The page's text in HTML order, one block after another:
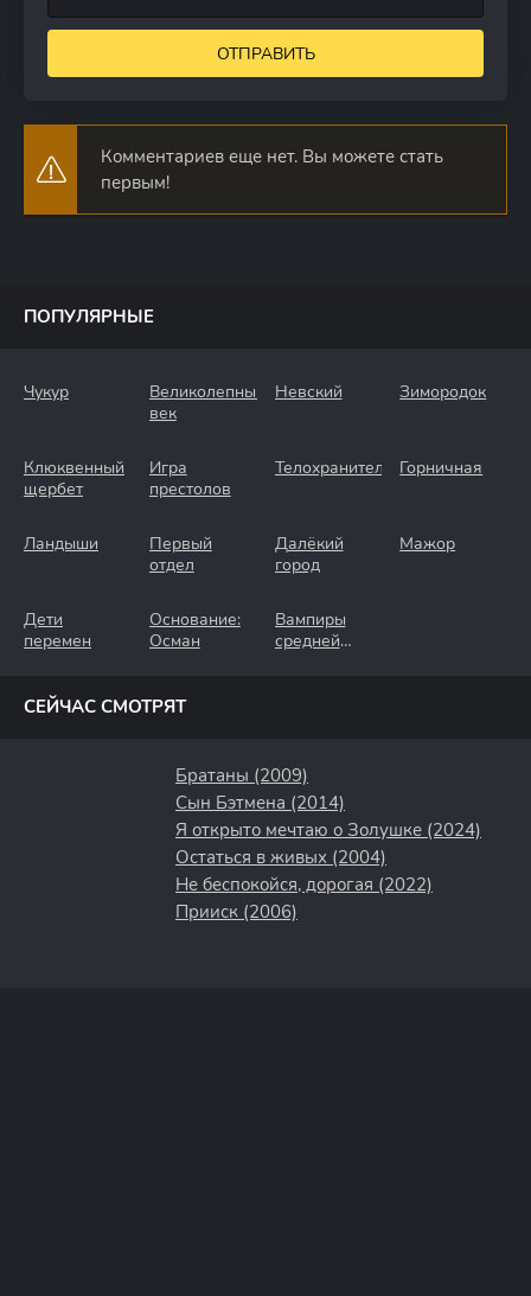
ОТПРАВИТЬ
Комментариев еще нет. Вы можете стать
первым!
ПОПУЛЯРНЫЕ
Чукур
Великолепный
век
Невский Зимородок
Клюквенный
щербет
Игра
престолов
Телохранители Горничная
Ландыши
Первый
отдел
Далёкий
город
Мажор
Дети
перемен
Основание:
Осман
Вампиры
средней
СЕЙЧАС СМОТРЯТ
Братаны (2009)
Сын Бэтмена (2014)
Я открыто мечтаю о Золушке (2024)
Остаться в живых (2004)
Не беспокойся, дорогая (2022)
Прииск (2006)